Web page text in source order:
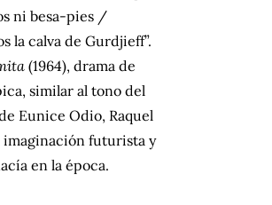
ni besa-pies /
la calva de Gurdjieff”.
(1964), drama de
similar al tono del
Eunice Odio, Raquel
imaginación futurista y
en la época.